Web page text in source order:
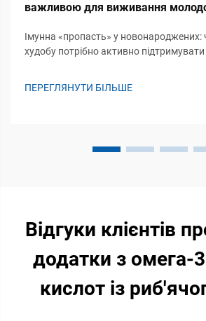
важливою для виживання
Імунна «пропасть» у
худобу потрібно активно
ПЕРЕГЛЯНУТИ БІЛЬШЕ
Відгуки клієнтів
додатки з омега-
кислот із